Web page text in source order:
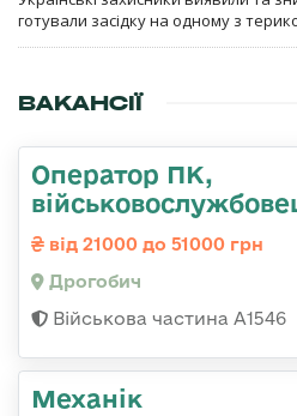
готували засідку на одному з
ВАКАНСІЇ
Оператор ПК,
від 21000 до 51000 грн
Дрогобич
Військова частина А1546
Механік